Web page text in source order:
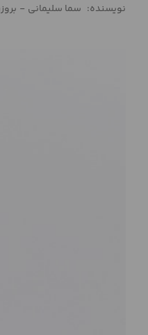
حقوقی
نویسنده: سما سلیمانی -